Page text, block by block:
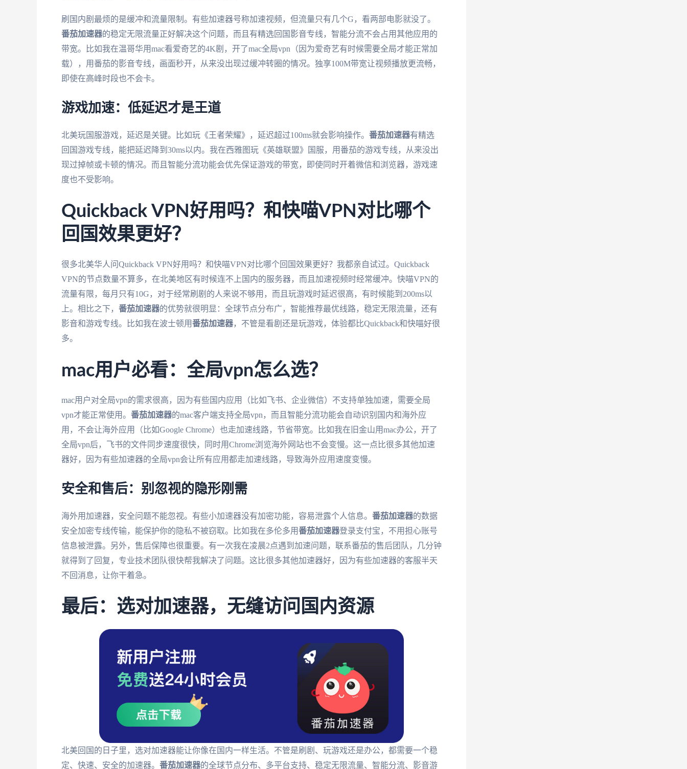
刷国内剧最烦的是缓冲和流量限制。有些加速器号称加速视频，但流量只有几个G，看两部电影就没了。
番茄加速器的稳定无限流量正好解决这个问题，而且有精选回国影音专线，智能分流不会占用其他应用的
带宽。比如我在温哥华用mac看爱奇艺的4K剧，开了mac全局vpn（因为爱奇艺有时候需要全局才能正常加
载），用番茄的影音专线，画面秒开，从来没出现过缓冲转圈的情况。独享100M带宽让视频播放更流畅，
即使在高峰时段也不会卡。
游戏加速：低延迟才是王道
北美玩国服游戏，延迟是关键。比如玩《王者荣耀》，延迟超过100ms就会影响操作。 番茄加速器有精选
回国游戏专线，能把延迟降到30ms以内。我在西雅图玩《英雄联盟》国服，用番茄的游戏专线，从来没出
现过掉帧或卡顿的情况。而且智能分流功能会优先保证游戏的带宽，即使同时开着微信和浏览器，游戏速
度也不受影响。
Quickback VPN好用吗？和快喵VPN对比哪个
回国效果更好？
很多北美华人问Quickback VPN好用吗？和快喵VPN对比哪个回国效果更好？我都亲自试过。Quickback
VPN的节点数量不算多，在北美地区有时候连不上国内的服务器，而且加速视频时经常缓冲。快喵VPN的
流量有限，每月只有10G，对于经常刷剧的人来说不够用，而且玩游戏时延迟很高，有时候能到200ms以
上。相比之下， 番茄加速器的优势就很明显：全球节点分布广，智能推荐最优线路，稳定无限流量，还有
影音和游戏专线。比如我在波士顿用番茄加速器，不管是看剧还是玩游戏，体验都比Quickback和快喵好很
多。
mac用户必看：全局vpn怎么选？
mac用户对全局vpn的需求很高，因为有些国内应用（比如飞书、企业微信）不支持单独加速，需要全局
vpn才能正常使用。 番茄加速器的mac客户端支持全局vpn，而且智能分流功能会自动识别国内和海外应
用，不会让海外应用（比如Google Chrome）也走加速线路，节省带宽。比如我在旧金山用mac办公，开了
全局vpn后，飞书的文件同步速度很快，同时用Chrome浏览海外网站也不会变慢。这一点比很多其他加速
器好，因为有些加速器的全局vpn会让所有应用都走加速线路，导致海外应用速度变慢。
安全和售后：别忽视的隐形刚需
海外用加速器，安全问题不能忽视。有些小加速器没有加密功能，容易泄露个人信息。 番茄加速器的数据
安全加密专线传输，能保护你的隐私不被窃取。比如我在多伦多用番茄加速器登录支付宝，不用担心账号
信息被泄露。另外，售后保障也很重要。有一次我在凌晨2点遇到加速问题，联系番茄的售后团队，几分钟
就得到了回复，专业技术团队很快帮我解决了问题。这比很多其他加速器好，因为有些加速器的客服半天
不回消息，让你干着急。
最后：选对加速器，无缝访问国内资源
北美回国的日子里，选对加速器能让你像在国内一样生活。不管是刷剧、玩游戏还是办公，都需要一个稳
定、快速、安全的加速器。 番茄加速器的全球节点分布、多平台支持、稳定无限流量、智能分流、影音游